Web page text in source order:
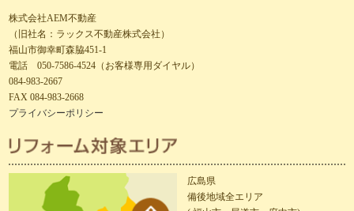
株式会社AEM不動産
（旧社名：ラックス不動産株式会社）
福山市御幸町森脇451-1
電話 050-7586-4524（お客様専用ダイヤル）
084-983-2667
FAX 084-983-2668
プライバシーポリシー
広島県
備後地域全エリア